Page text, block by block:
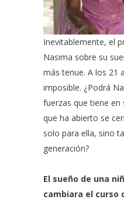
Inevitablemente, el
Nasima sobre su
más tenue. A los 21
imposible. ¿Podrá
fuerzas que tiene en
que ha abierto se
solo para ella, sino
generación?
El sueño de una
cambiara el curso